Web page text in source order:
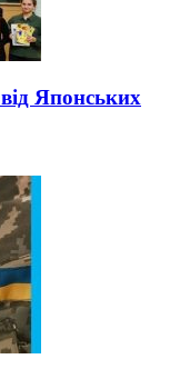
Японських